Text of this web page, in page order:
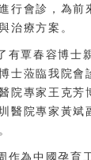
行會診，為前
治療方案。
有覃春容博士
士蒞臨我院會
院專家王克芳
醫院專家黃斌
作為中國孕育